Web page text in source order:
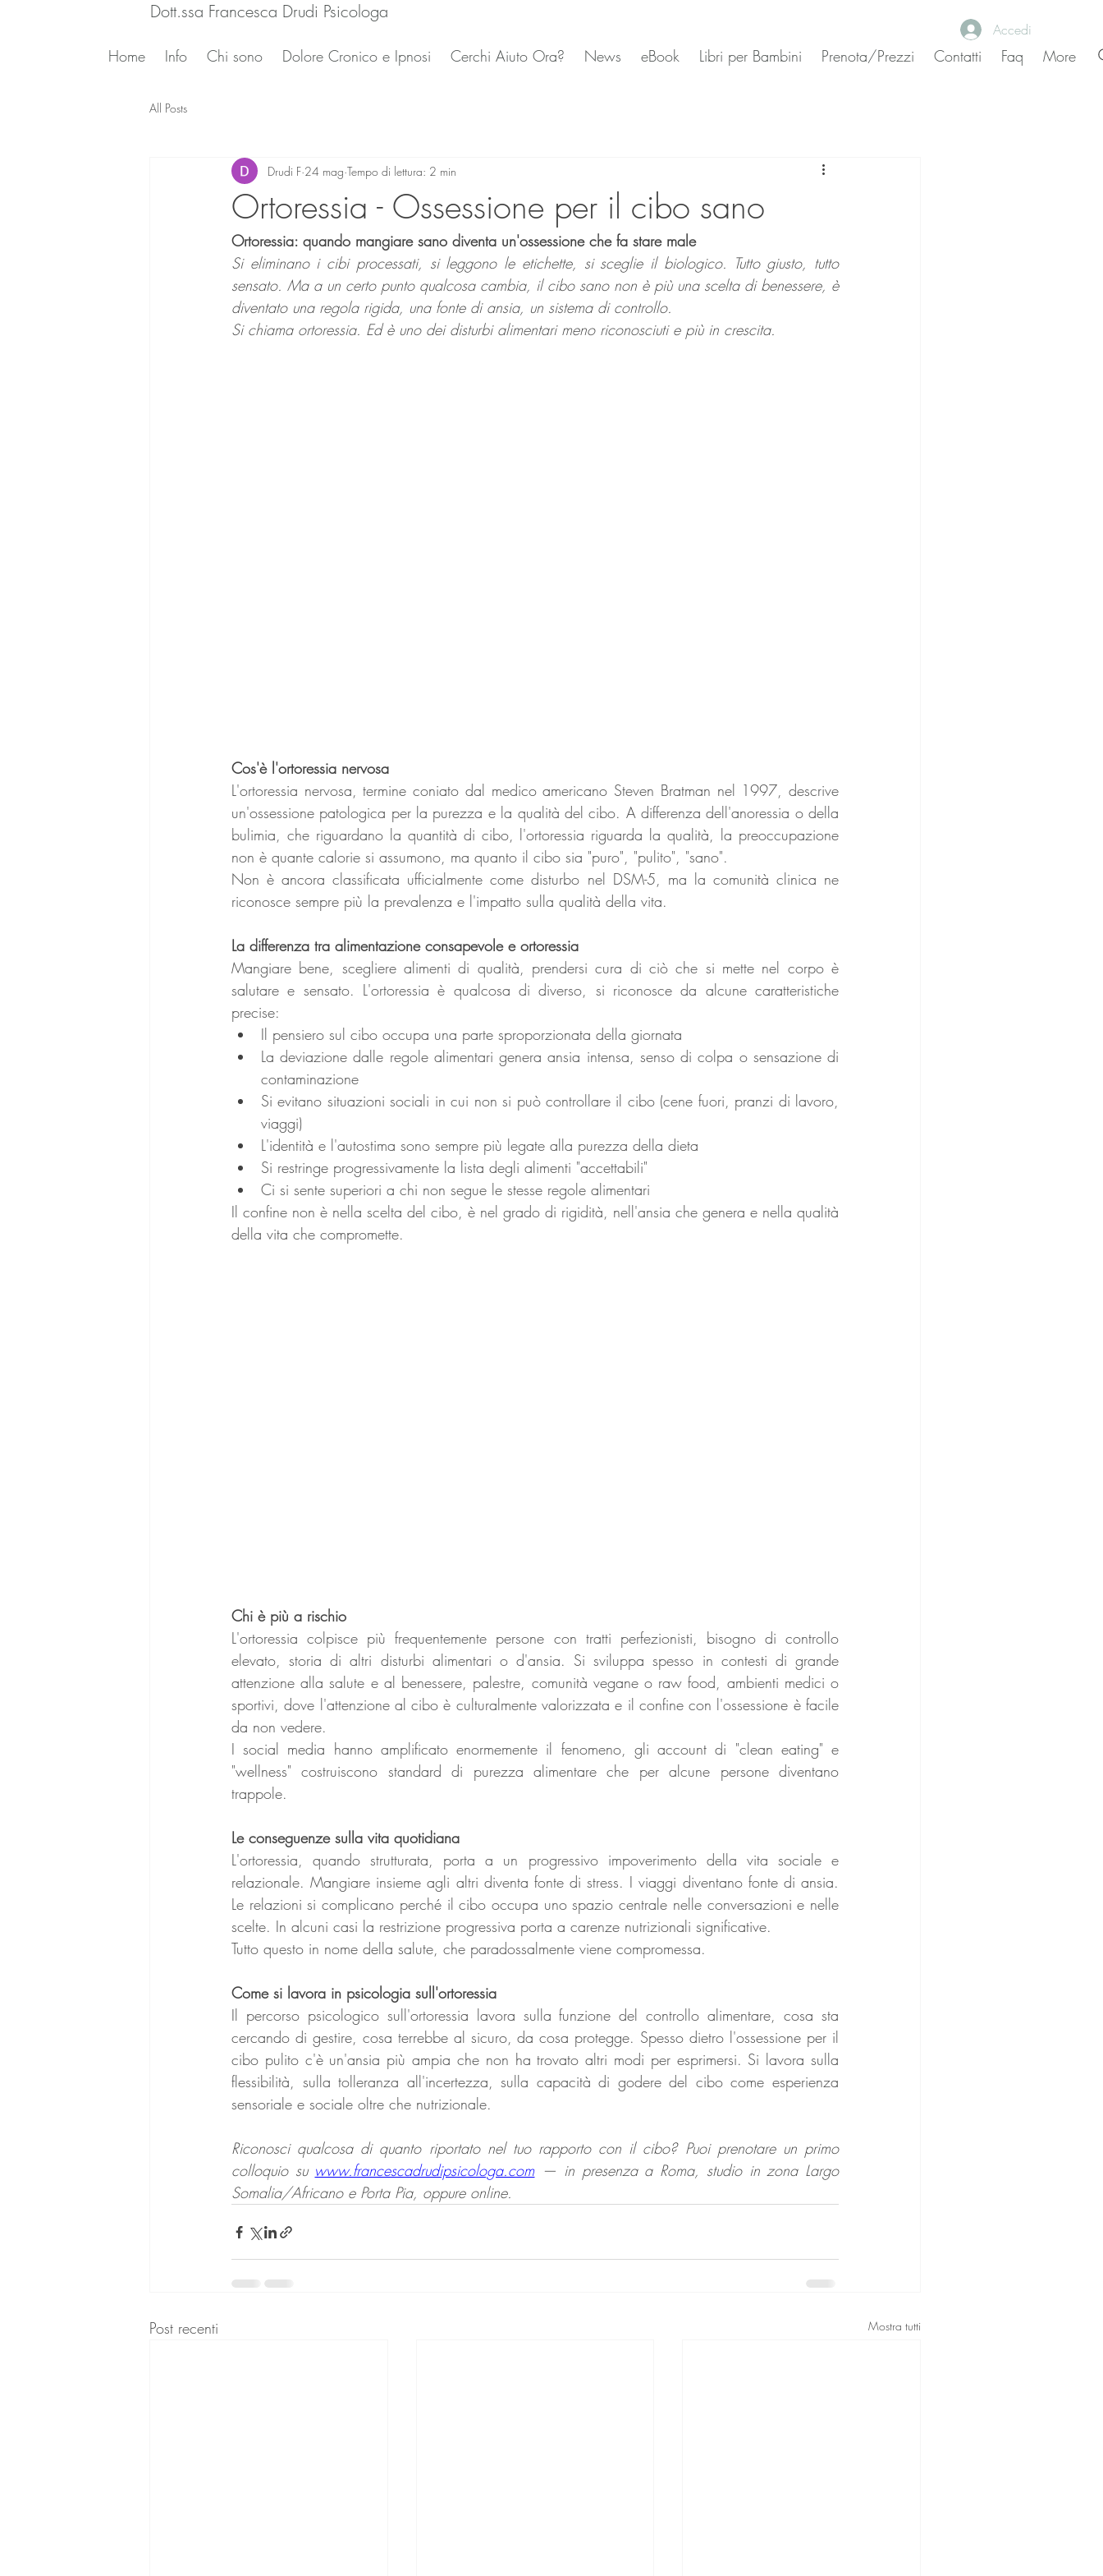
Dott.ssa Francesca Drudi Psicologa
Accedi
Home Info Chi sono Dolore Cronico e Ipnosi Cerchi Aiuto Ora? News eBook Libri per Bambini Prenota/Prezzi Contatti Faq More
All Posts
Ortoressia - Ossessione per il cibo sano
Drudi F 24 mag Tempo di lettura: 2 min
Ortoressia: quando mangiare sano diventa un'ossessione che fa stare male
Si eliminano i cibi processati, si leggono le etichette, si sceglie il biologico. Tutto giusto, tutto
sensato. Ma a un certo punto qualcosa cambia, il cibo sano non è più una scelta di benessere, è
diventato una regola rigida, una fonte di ansia, un sistema di controllo.
Si chiama ortoressia. Ed è uno dei disturbi alimentari meno riconosciuti e più in crescita.
Cos'è l'ortoressia nervosa
L'ortoressia nervosa, termine coniato dal medico americano Steven Bratman nel 1997, descrive
un'ossessione patologica per la purezza e la qualità del cibo. A differenza dell'anoressia o della
bulimia, che riguardano la quantità di cibo, l'ortoressia riguarda la qualità, la preoccupazione
non è quante calorie si assumono, ma quanto il cibo sia "puro", "pulito", "sano".
Non è ancora classificata ufficialmente come disturbo nel DSM-5, ma la comunità clinica ne
riconosce sempre più la prevalenza e l'impatto sulla qualità della vita.
La differenza tra alimentazione consapevole e ortoressia
Mangiare bene, scegliere alimenti di qualità, prendersi cura di ciò che si mette nel corpo è
salutare e sensato. L'ortoressia è qualcosa di diverso, si riconosce da alcune caratteristiche
precise:
Il pensiero sul cibo occupa una parte sproporzionata della giornata
La deviazione dalle regole alimentari genera ansia intensa, senso di colpa o sensazione di
contaminazione
Si evitano situazioni sociali in cui non si può controllare il cibo (cene fuori, pranzi di lavoro,
viaggi)
L'identità e l'autostima sono sempre più legate alla purezza della dieta
Si restringe progressivamente la lista degli alimenti "accettabili"
Ci si sente superiori a chi non segue le stesse regole alimentari
Il confine non è nella scelta del cibo, è nel grado di rigidità, nell'ansia che genera e nella qualità
della vita che compromette.
Chi è più a rischio
L'ortoressia colpisce più frequentemente persone con tratti perfezionisti, bisogno di controllo
elevato, storia di altri disturbi alimentari o d'ansia. Si sviluppa spesso in contesti di grande
attenzione alla salute e al benessere, palestre, comunità vegane o raw food, ambienti medici o
sportivi, dove l'attenzione al cibo è culturalmente valorizzata e il confine con l'ossessione è facile
da non vedere.
I social media hanno amplificato enormemente il fenomeno, gli account di "clean eating" e
"wellness" costruiscono standard di purezza alimentare che per alcune persone diventano
trappole.
Le conseguenze sulla vita quotidiana
L'ortoressia, quando strutturata, porta a un progressivo impoverimento della vita sociale e
relazionale. Mangiare insieme agli altri diventa fonte di stress. I viaggi diventano fonte di ansia.
Le relazioni si complicano perché il cibo occupa uno spazio centrale nelle conversazioni e nelle
scelte. In alcuni casi la restrizione progressiva porta a carenze nutrizionali significative.
Tutto questo in nome della salute, che paradossalmente viene compromessa.
Come si lavora in psicologia sull'ortoressia
Il percorso psicologico sull'ortoressia lavora sulla funzione del controllo alimentare, cosa sta
cercando di gestire, cosa terrebbe al sicuro, da cosa protegge. Spesso dietro l'ossessione per il
cibo pulito c'è un'ansia più ampia che non ha trovato altri modi per esprimersi. Si lavora sulla
flessibilità, sulla tolleranza all'incertezza, sulla capacità di godere del cibo come esperienza
sensoriale e sociale oltre che nutrizionale.
Riconosci qualcosa di quanto riportato nel tuo rapporto con il cibo? Puoi prenotare un primo
colloquio su www.francescadrudipsicologa.com — in presenza a Roma, studio in zona Largo
Somalia/Africano e Porta Pia, oppure online.
Post recenti Mostra tutti